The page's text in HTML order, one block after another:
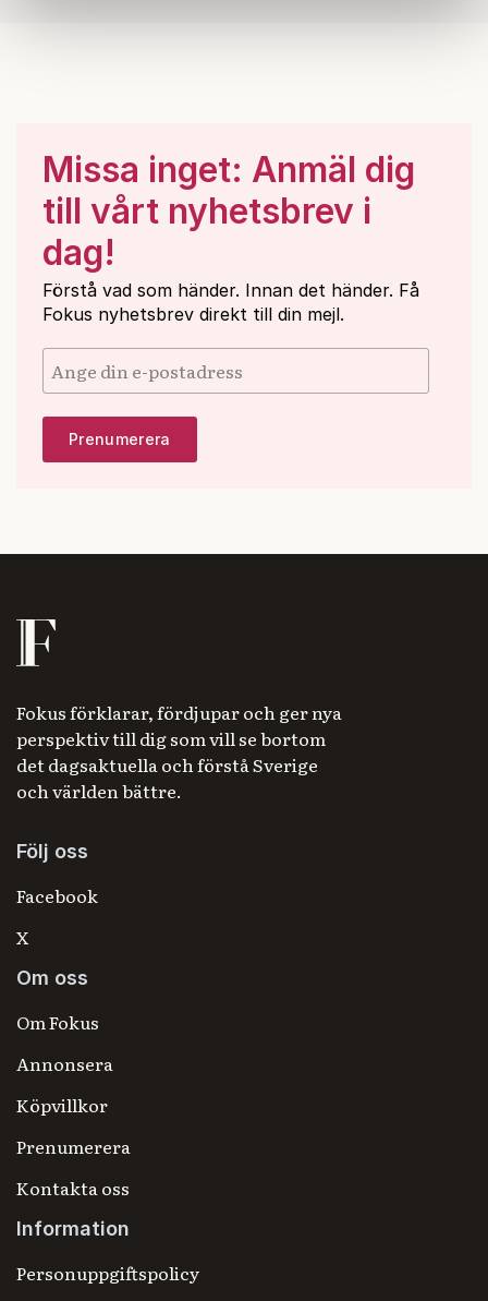
Missa inget: Anmäl dig
till vårt nyhetsbrev i
dag!
Förstå vad som händer. Innan det händer. Få
Fokus nyhetsbrev direkt till din mejl.
Fokus förklarar, fördjupar och ger nya
perspektiv till dig som vill se bortom
det dagsaktuella och förstå Sverige
och världen bättre.
Följ oss
Facebook
X
Om oss
Om Fokus
Annonsera
Köpvillkor
Prenumerera
Kontakta oss
Information
Personuppgiftspolicy